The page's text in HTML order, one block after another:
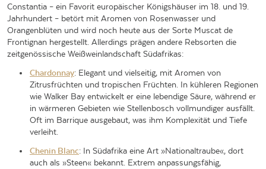
Constantia – ein Favorit europäischer Königshäuser im 18. und 19.
Jahrhundert – betört mit Aromen von Rosenwasser und
Orangenblüten und wird noch heute aus der Sorte Muscat de
Frontignan hergestellt. Allerdings prägen andere Rebsorten die
zeitgenössische Weißweinlandschaft Südafrikas:
Chardonnay: Elegant und vielseitig, mit Aromen von
Zitrusfrüchten und tropischen Früchten. In kühleren Regionen
wie Walker Bay entwickelt er eine lebendige Säure, während er
in wärmeren Gebieten wie Stellenbosch vollmundiger ausfällt.
Oft im Barrique ausgebaut, was ihm Komplexität und Tiefe
verleiht.
Chenin Blanc: In Südafrika eine Art »Nationaltraube«, dort
auch als »Steen« bekannt. Extrem anpassungsfähig,